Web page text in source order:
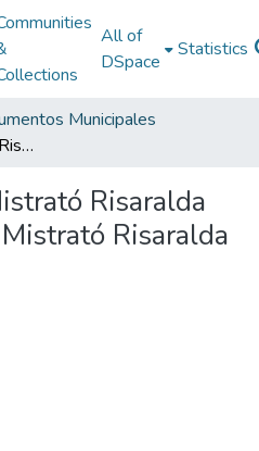
All of
DSpace
Statistics
Municipales
Plan Indicativo Mistrató Risaralda 2008 - 2011: PI Mistrató Risaralda 2008 - 2011
Risaralda
Risaralda